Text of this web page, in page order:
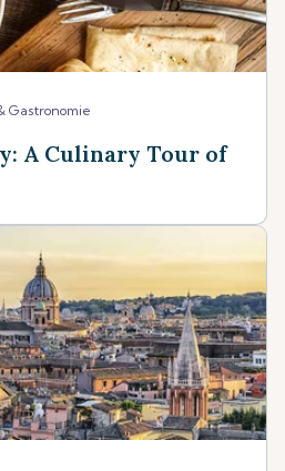
Gastronomie
A Culinary Tour of